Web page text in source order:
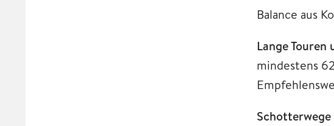
Balance aus
Lange Touren
mindestens